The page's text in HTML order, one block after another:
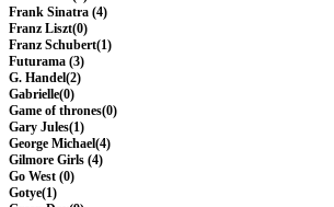
Frank Sinatra (4)
Franz Liszt(0)
Franz Schubert(1)
Futurama (3)
G. Handel(2)
Gabrielle(0)
Game of thrones(0)
Gary Jules(1)
George Michael(4)
Gilmore Girls (4)
Go West (0)
Gotye(1)